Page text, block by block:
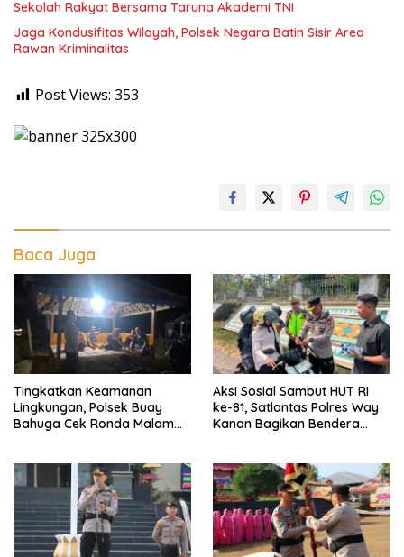
Sekolah Rakyat Bersama Taruna Akademi TNI
Jaga Kondusifitas Wilayah, Polsek Negara Batin Sisir Area
Rawan Kriminalitas
Post Views: 353
Baca Juga
Tingkatkan Keamanan
Lingkungan, Polsek Buay
Bahuga Cek Ronda Malam
Aksi Sosial Sambut HUT RI
ke-81, Satlantas Polres Way
Kanan Bagikan Bendera